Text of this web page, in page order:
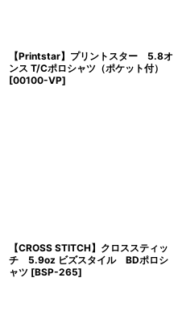
【Printstar】プリントスター 5.8オ
ンス T/Cポロシャツ（ポケット付）
[00100-VP]
【CROSS STITCH】クロススティッ
チ 5.9oz ビズスタイル BDポロシ
ャツ [BSP-265]